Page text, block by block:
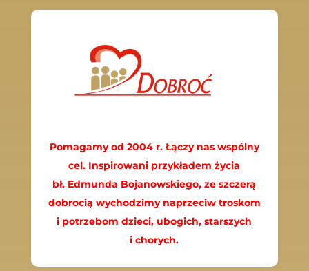
Pomagamy od 2004 r. Łączy nas wspólny
cel. Inspirowani przykładem życia
bł. Edmunda Bojanowskiego, ze szczerą
dobrocią wychodzimy naprzeciw troskom
i potrzebom dzieci, ubogich, starszych
i chorych.